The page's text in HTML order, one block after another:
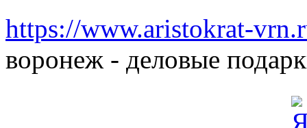
https://www.aristokrat-
воронеж - деловые